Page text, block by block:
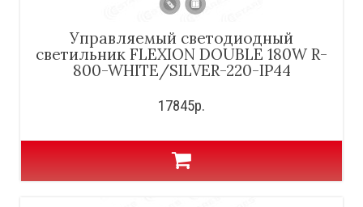
Управляемый светодиодный
светильник FLEXION DOUBLE 180W R-
800-WHITE/SILVER-220-IP44
17845р.